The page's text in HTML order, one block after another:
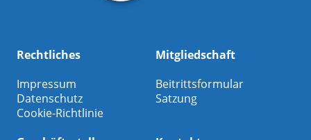
Rechtliches
Impressum
Datenschutz
Cookie-Richtlinie
Mitgliedschaft
Beitrittsformular
Satzung